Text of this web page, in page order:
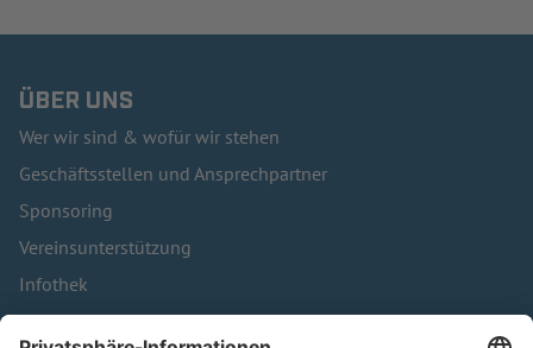
ÜBER UNS
Wer wir sind & wofür wir stehen
Geschäftsstellen und Ansprechpartner
Sponsoring
Vereinsunterstützung
Infothek
Kontakt